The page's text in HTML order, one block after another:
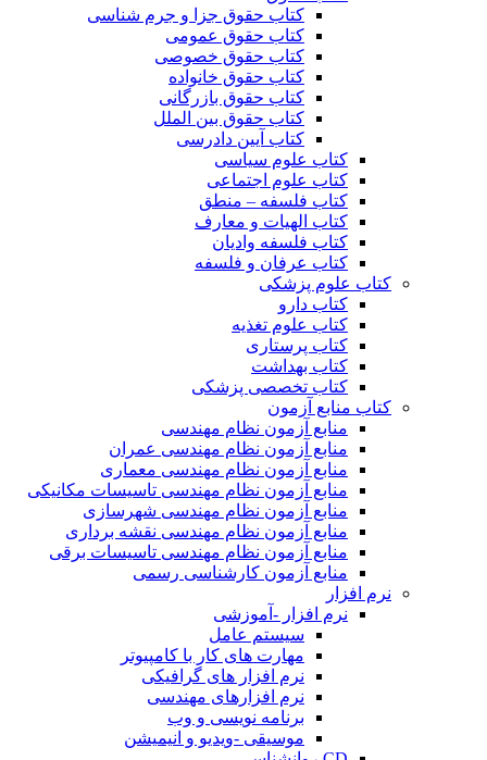
کتاب حقوق جزا و جرم شناسی
کتاب حقوق عمومی
کتاب حقوق خصوصی
کتاب حقوق خانواده
کتاب حقوق بازرگانی
کتاب حقوق بین الملل
کتاب آیین دادرسی
کتاب علوم سیاسی
کتاب علوم اجتماعی
کتاب فلسفه – منطق
کتاب الهیات و معارف
کتاب فلسفه وادیان
کتاب عرفان و فلسفه
کتاب علوم پزشکی
کتاب دارو
کتاب علوم تغذیه
کتاب پرستاری
کتاب بهداشت
کتاب تخصصی پزشکی
کتاب منابع آزمون
منابع آزمون نظام مهندسی
منابع آزمون نظام مهندسی عمران
منابع آزمون نظام مهندسی معماری
منابع آزمون نظام مهندسی تاسیسات مکانیکی
منابع آزمون نظام مهندسی شهرسازی
منابع آزمون نظام مهندسی نقشه برداری
منابع آزمون نظام مهندسی تاسیسات برقی
منابع آزمون کارشناسی رسمی
نرم افزار
نرم افزار -آموزشی
سیستم عامل
مهارت های کار با کامپیوتر
نرم افزار های گرافیکی
نرم افزارهای مهندسی
برنامه نویسی و وب
موسیقی -ویدیو و انیمیشن